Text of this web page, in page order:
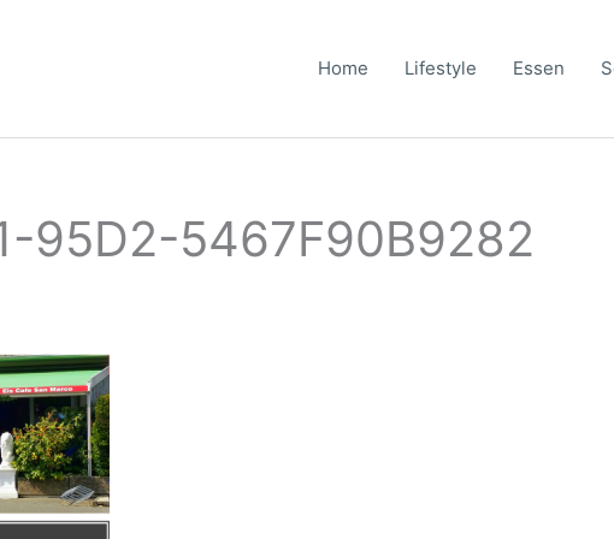
Home Lifestyle Essen
95D2-5467F90B9282